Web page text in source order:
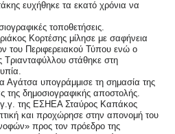
ευχήθηκε τα εκατό χρόνια να
τοποθετήσεις.
Κορτέσης μίλησε με σαφήνεια
του Περιφερειακού Τύπου ενώ ο
στάθηκε στη
υπογράμμισε τη σημασία της
της δημοσιογραφικής αποστολής.
της ΕΣΗΕΑ Σταύρος Καπάκος
και προχώρησε στην απονομή του
προς τον πρόεδρο της